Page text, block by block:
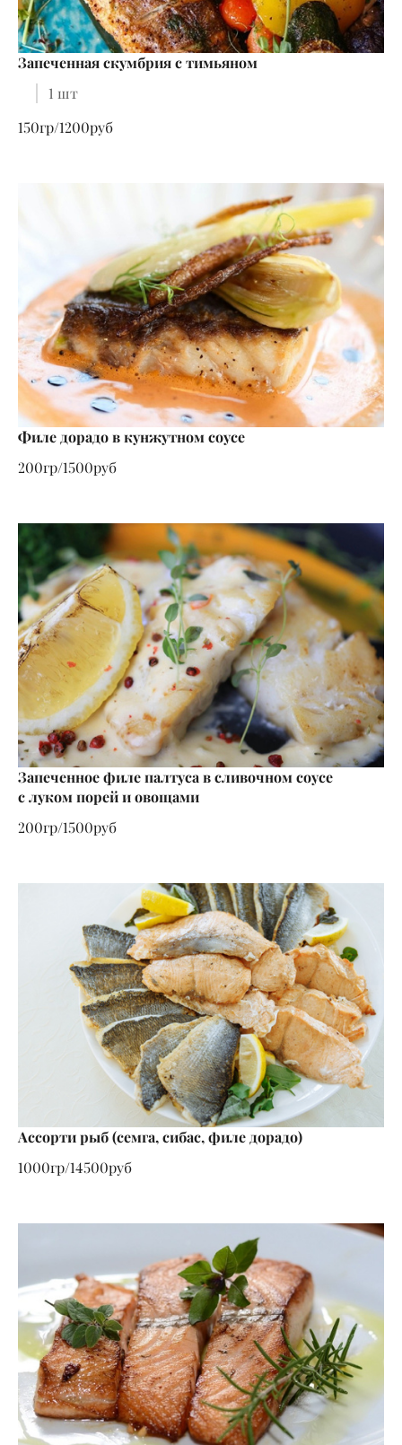
Запеченная скумбрия с тимьяном
1 шт
150гр/1200руб
Филе дорадо в кунжутном соусе
200гр/1500руб
Запеченное филе палтуса в сливочном соусе
с луком порей и овощами
200гр/1500руб
Ассорти рыб (семга, сибас, филе дорадо)
1000гр/14500руб